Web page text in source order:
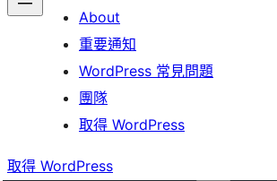
About
重要通知
WordPress 常見問題
團隊
取得 WordPress
取得 WordPress